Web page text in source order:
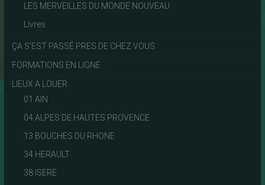
LES MERVEILLES DU MONDE NOUVEAU
Livres
ÇA S'EST PASSÉ PRES DE CHEZ VOUS
FORMATIONS EN LIGNE
LIEUX A LOUER
01 AIN
04 ALPES DE HAUTES PROVENCE
13 BOUCHES DU RHONE
34 HERAULT
38 ISERE